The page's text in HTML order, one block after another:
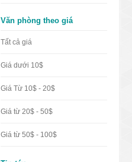
Văn phòng theo giá
Tất cả giá
Giá dưới 10$
Giá Từ 10$ - 20$
Giá từ 20$ - 50$
Giá từ 50$ - 100$